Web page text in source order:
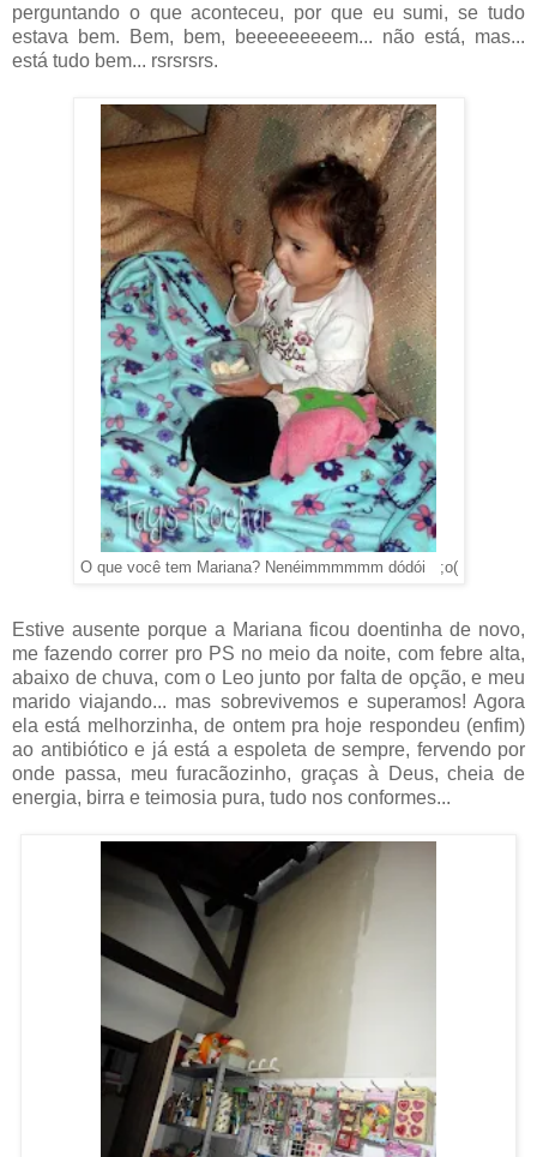
perguntando o que aconteceu, por que eu sumi, se tudo
estava bem. Bem, bem, beeeeeeeeem... não está, mas...
está tudo bem... rsrsrsrs.
O que você tem Mariana? Nenéimmmmmm dódói ;o(
Estive ausente porque a Mariana ficou doentinha de novo,
me fazendo correr pro PS no meio da noite, com febre alta,
abaixo de chuva, com o Leo junto por falta de opção, e meu
marido viajando... mas sobrevivemos e superamos! Agora
ela está melhorzinha, de ontem pra hoje respondeu (enfim)
ao antibiótico e já está a espoleta de sempre, fervendo por
onde passa, meu furacãozinho, graças à Deus, cheia de
energia, birra e teimosia pura, tudo nos conformes...